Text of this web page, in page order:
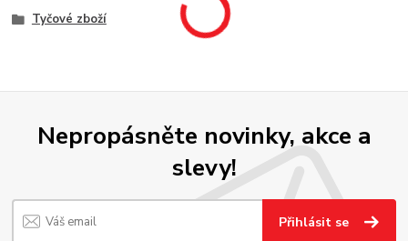
Tyčové zboží
Nepropásněte novinky, akce a
slevy!
Přihlásit se